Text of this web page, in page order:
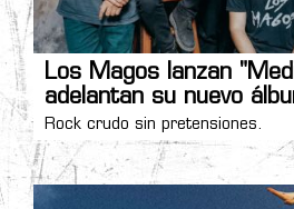
Los Magos lanzan
adelantan su nuevo
Rock crudo sin pretensiones.